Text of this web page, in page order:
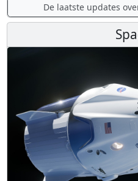
De laatste updates